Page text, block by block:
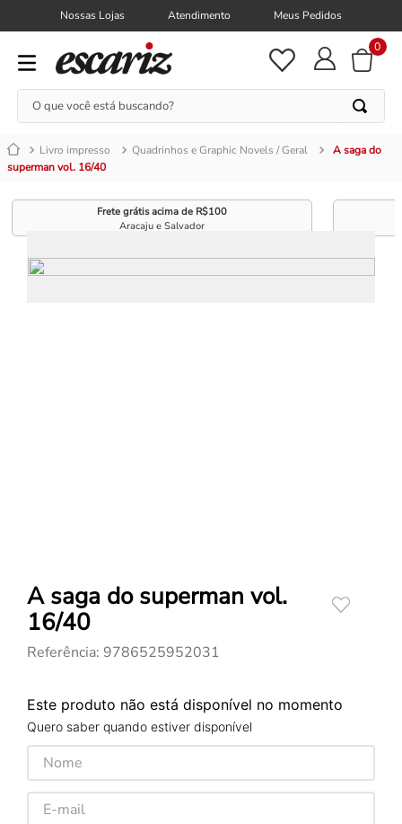
Nossas Lojas Atendimento Meus Pedidos
0
O que você está buscando?
Livro impresso Quadrinhos e Graphic Novels / Geral
A saga do
superman vol. 16/40
Frete grátis acima de R$100
Aracaju e Salvador
A saga do superman vol.
16/40
Referência: 9786525952031
Este produto não está disponível no momento
Quero saber quando estiver disponível